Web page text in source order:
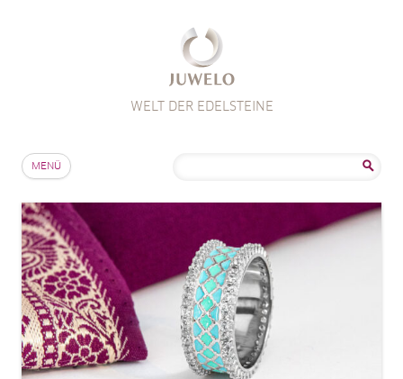
WELT DER EDELSTEINE
MENÜ